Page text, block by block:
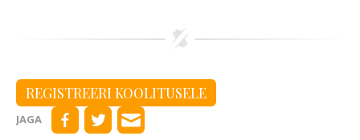
REGISTREERI KOOLITUSELE
JAGA